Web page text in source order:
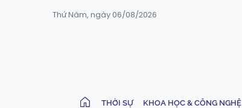
Thứ Năm, ngày 06/08/2026
THỜI SỰ KHOA HỌC & CÔNG NGHỆ